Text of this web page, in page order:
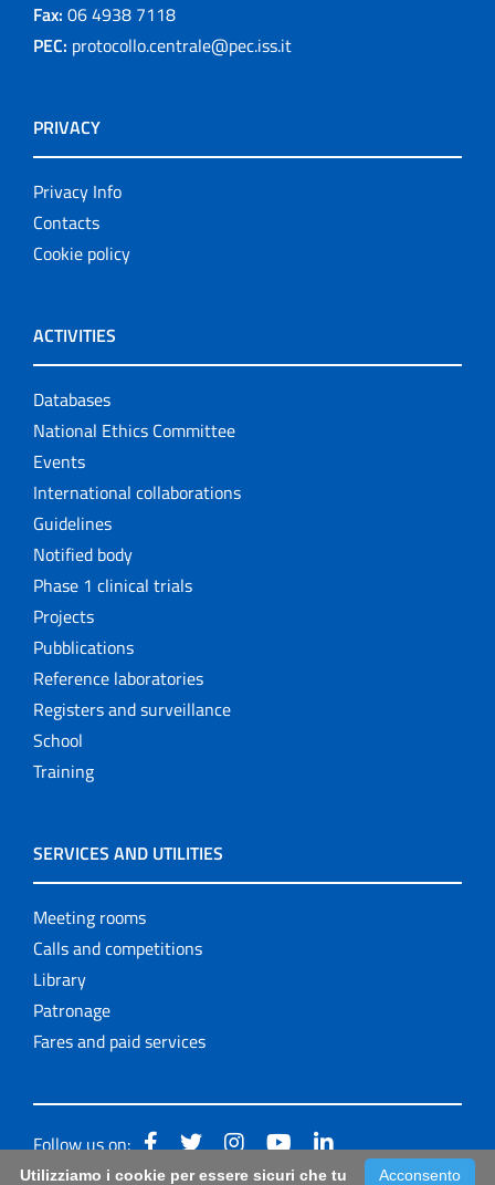
Fax: 06 4938 7118
PEC: protocollo.centrale@pec.iss.it
PRIVACY
Privacy Info
Contacts
Cookie policy
ACTIVITIES
Databases
National Ethics Committee
Events
International collaborations
Guidelines
Notified body
Phase 1 clinical trials
Projects
Pubblications
Reference laboratories
Registers and surveillance
School
Training
SERVICES AND UTILITIES
Meeting rooms
Calls and competitions
Library
Patronage
Fares and paid services
Follow us on:
Acconsento
Utilizziamo i cookie per essere sicuri che tu